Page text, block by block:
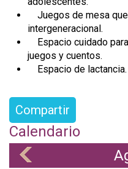
Juegos de mesa
intergeneracional.
Espacio cuidado
juegos y cuentos.
Espacio de lactancia.
Compartir
Calendario